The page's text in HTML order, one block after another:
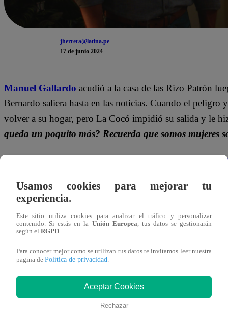
jherrera@latina.pe
17 de junio 2024
Manuel Gallardo acudió a la casa de las Rizo Patrón
Bernardo saliera hasta en las noticias. Cuando el peligro
volver a su hogar, pero La Cocó impidió su salida y le
queda un poquito más? Recuerda que somos mujeres
Pituca Sin Lucas
“El Tiburón”recalcó que también tenía
es que tengo que ir a cuidar a mis hijos”.
Usamos cookies para mejorar tu
experiencia.
Este sitio utiliza cookies para analizar el tráfico y personalizar
contenido. Si estás en la Unión Europea, tus datos se gestionarán
según el RGPD.
Para conocer mejor como se utilizan tus datos te invitamos leer nuestra
pagina de Política de privacidad.
Aceptar Cookies
Rechazar